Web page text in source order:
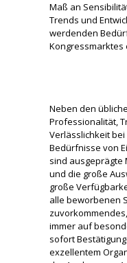
Maß an
Trends und
werdenden
Kongressmarktes
Neben den
Professionalität,
Verlässlichkeit
Bedürfnisse von
sind ausgeprägte
und die große
große
alle beworbenen
immer auf
sofort
exzellentem